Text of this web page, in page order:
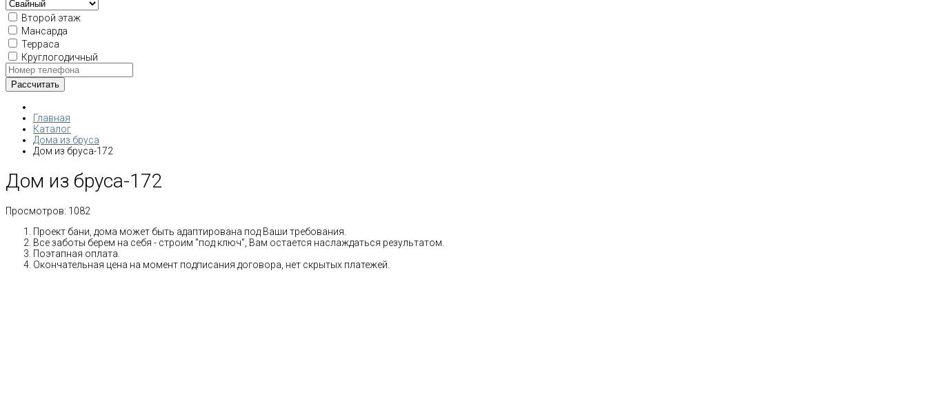
Второй этаж
Мансарда
Терраса
Круглогодичный
Главная
Каталог
Дома из бруса
Дом из бруса-172
Дом из бруса-172
Просмотров: 1082
Проект бани, дома может быть адаптирована под Ваши требования.
Все заботы берем на себя - строим "под ключ", Вам остается наслаждаться результатом.
Поэтапная оплата.
Окончательная цена на момент подписания договора, нет скрытых платежей.